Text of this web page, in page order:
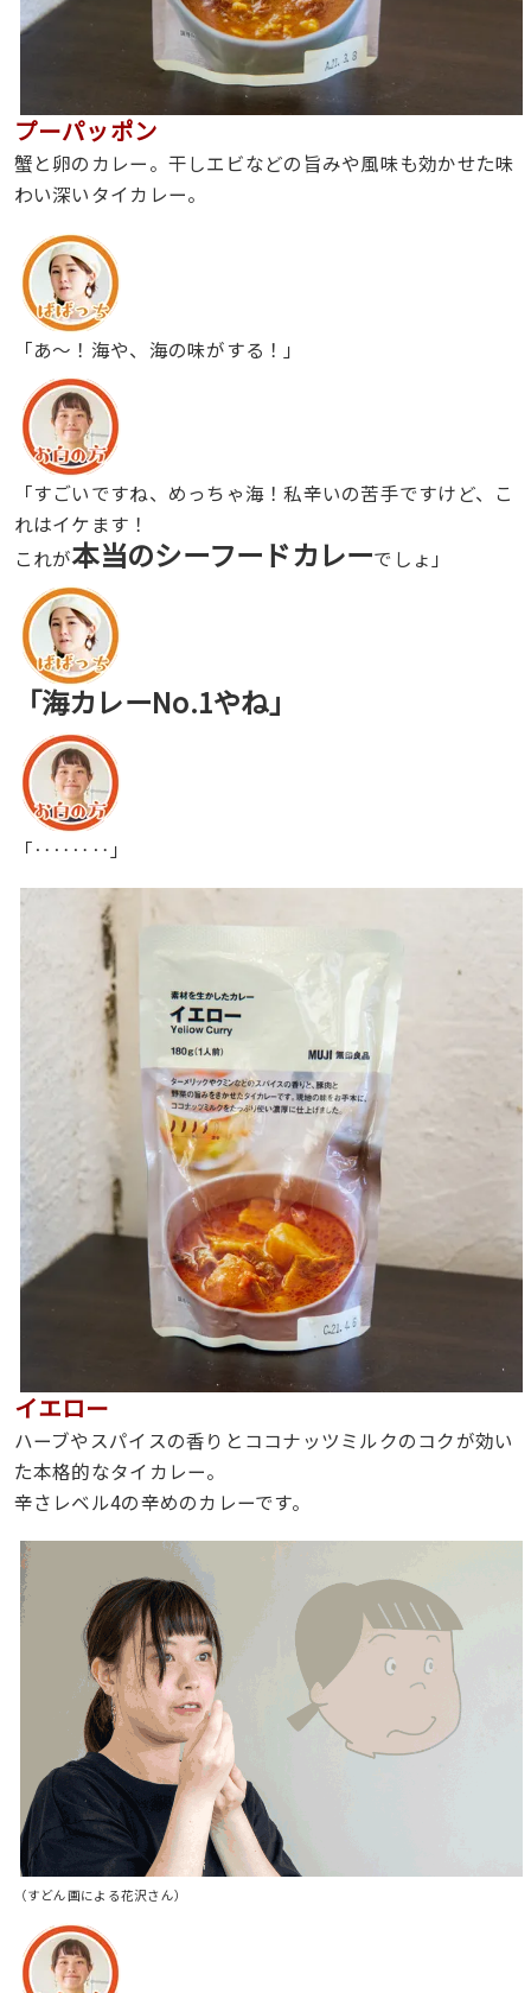
プーパッポン
蟹と卵のカレー。干しエビなどの旨みや風味も効かせた味
わい深いタイカレー。
「あ〜！海や、海の味がする！」
「すごいですね、めっちゃ海！私辛いの苦手ですけど、こ
れはイケます！
これが本当のシーフードカレーでしょ」
「海カレーNo.1やね」
「‥‥‥‥」
イエロー
ハーブやスパイスの香りとココナッツミルクのコクが効い
た本格的なタイカレー。
辛さレベル4の辛めのカレーです。
（すどん画による花沢さん）